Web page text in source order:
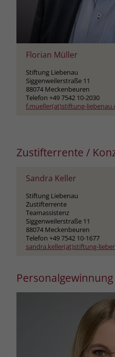
Florian Müller
Stiftung Liebenau
Siggenweilerstraße 11
88074 Meckenbeuren
Telefon +49 7542 10-2030
f.mueller(at)stiftung-
Zustifterrente /
Sandra Keller
Stiftung Liebenau
Zustifterrente
Teamassistenz
Siggenweilerstraße 11
88074 Meckenbeuren
Telefon +49 7542 10-1677
sandra.keller(at)stiftung-
Personalgewinnung